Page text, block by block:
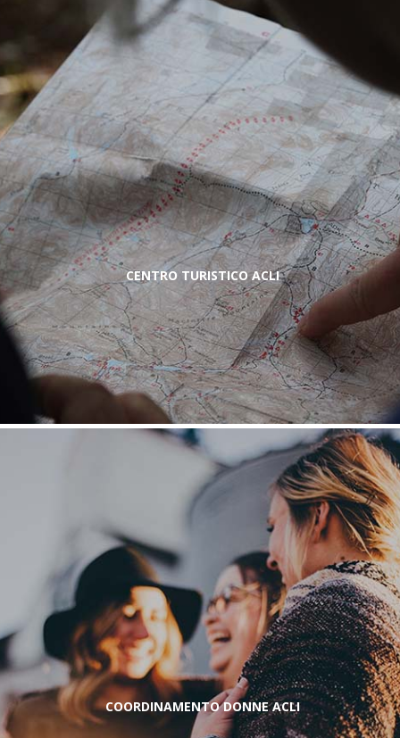
CENTRO TURISTICO ACLI
COORDINAMENTO DONNE ACLI